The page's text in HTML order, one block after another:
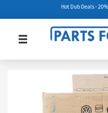
Hot Dub Deals -